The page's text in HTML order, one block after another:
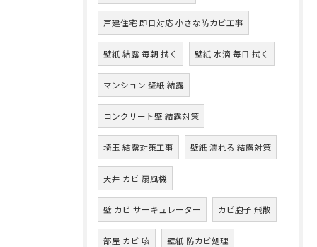
戸建住宅 即日対応 小さな防カビ工事
壁紙 結露 毎朝 拭く 壁紙 水滴 毎日 拭く
マンション 壁紙 結露
コンクリート壁 結露対策
埼玉 結露対策工事 壁紙 濡れる 結露対策
天井 カビ 扇風機
壁 カビ サーキュレーター カビ胞子 飛散
部屋 カビ 咳 壁紙 防カビ処理